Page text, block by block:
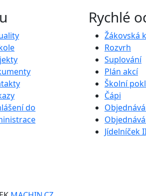
do
Rychlé
Žákovská
Rozvrh
Suplování
Plán akcí
Školní
Čápi
Jídelníček